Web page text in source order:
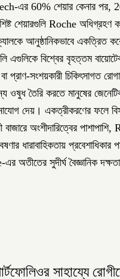
এর 60% শেয়ার কেনার পর,
শেয়ারগুলি Roche অধিগ্রহণ
আনুষ্ঠানিকভাবে একত্রিত
এগুলিকে বিশ্বের বৃহত্তম
প্রাণ-সংশয়কারী চিকিৎসাগত
ওষুধ তৈরি করতে মানুষের
দেয়। একত্রীকরণের ফলে
বাজারে অংশীদারিত্বের
ধারাবাহিকতায়
অতীতের সুদীর্ঘ বৈজ্ঞানিক
সাহায্যে